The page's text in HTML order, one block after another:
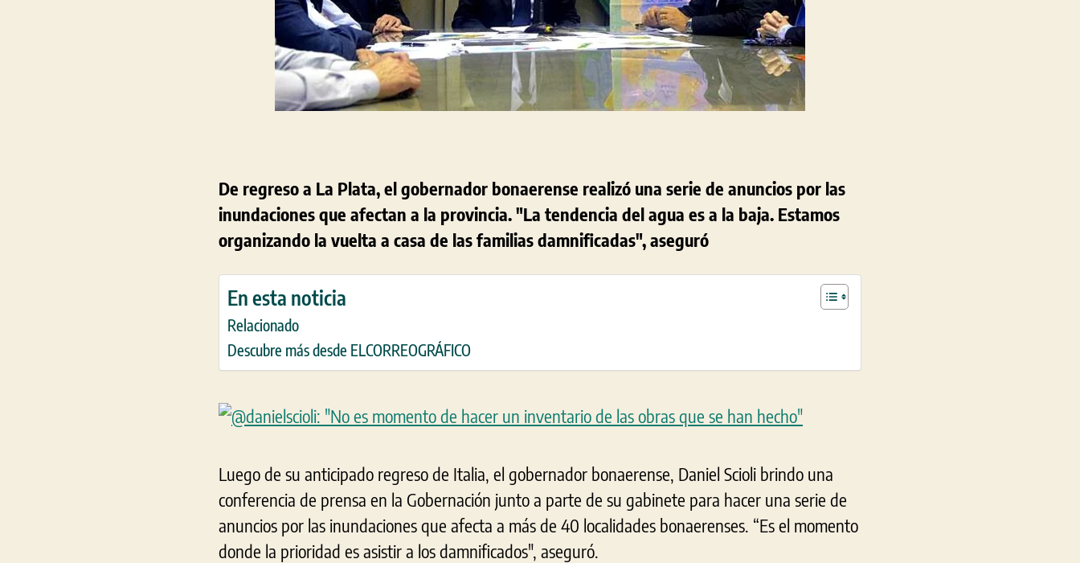
De regreso a La Plata, el gobernador bonaerense realizó una serie de anuncios por las
inundaciones que afectan a la provincia. "La tendencia del agua es a la baja. Estamos
organizando la vuelta a casa de las familias damnificadas", aseguró
En esta noticia
Relacionado
Descubre más desde ELCORREOGRÁFICO
Luego de su anticipado regreso de Italia, el gobernador bonaerense, Daniel Scioli brindo una
conferencia de prensa en la Gobernación junto a parte de su gabinete para hacer una serie de
anuncios por las inundaciones que afecta a más de 40 localidades bonaerenses. “Es el momento
donde la prioridad es asistir a los damnificados", aseguró.